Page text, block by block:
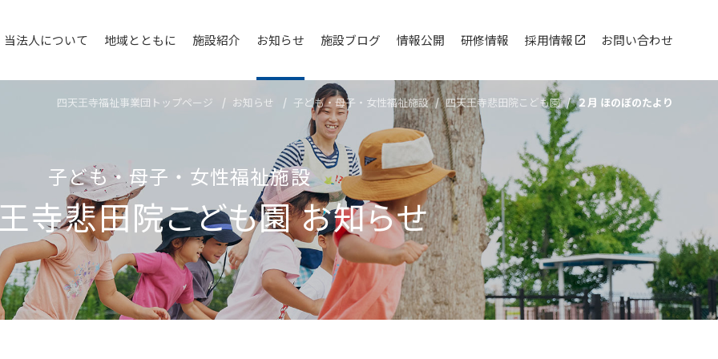
当法人について 地域とともに 施設紹介 お知らせ 施設ブログ 情報公開 研修情報 採用情報 お問い合わせ
四天王寺福祉事業団トップページ お知らせ 子ども・母子・女性福祉施設 四天王寺悲⽥院こども園 ２月 ほのぼのたより
子ども・母子・女性福祉施設
寺悲⽥院こども園お知らせ